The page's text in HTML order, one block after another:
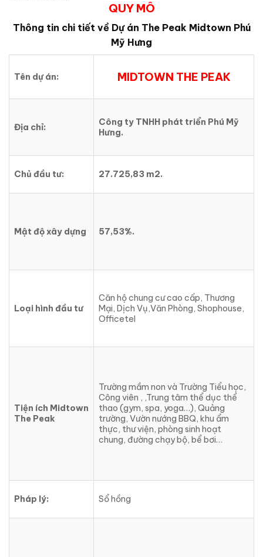
QUY MÔ
Thông tin chi tiết về Dự án The Peak Midtown Phú
Mỹ Hưng
Tên dự án: MIDTOWN THE PEAK
Địa chỉ:
Công ty TNHH phát triển Phú Mỹ
Hưng.
Chủ đầu tư: 27.725,83 m2.
Mật độ xây dựng 57,53%.
Loại hình đầu tư
Căn hộ chung cư cao cấp, Thương
Mại, Dịch Vụ,Văn Phòng, Shophouse,
Officetel
Tiện ích Midtown
The Peak
Trường mầm non và Trường Tiểu học,
Công viên , ,Trung tâm thể dục thể
thao (gym, spa, yoga…), Quảng
trường, Vườn nướng BBQ, khu ẩm
thực, thư viện, phòng sinh hoạt
chung, đường chạy bộ, bể bơi…
Pháp lý: Sổ hồng